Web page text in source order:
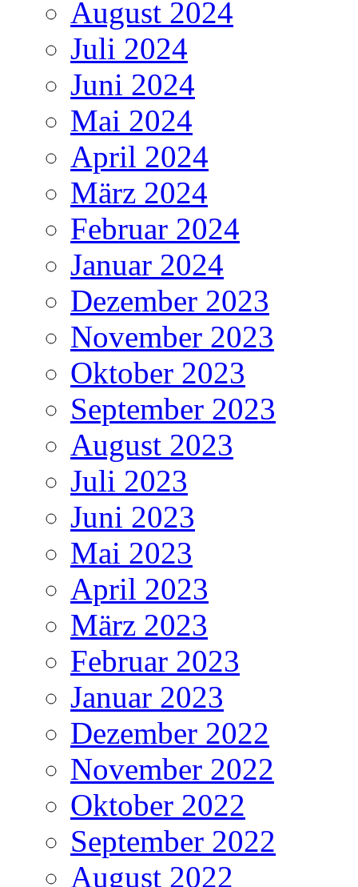
August 2024
Juli 2024
Juni 2024
Mai 2024
April 2024
März 2024
Februar 2024
Januar 2024
Dezember 2023
November 2023
Oktober 2023
September 2023
August 2023
Juli 2023
Juni 2023
Mai 2023
April 2023
März 2023
Februar 2023
Januar 2023
Dezember 2022
November 2022
Oktober 2022
September 2022
August 2022